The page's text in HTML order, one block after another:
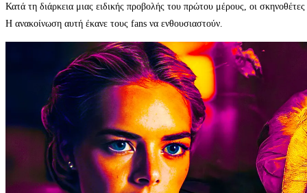
Κατά τη διάρκεια μιας ειδικής προβολής του πρώτου μέρους, οι σκηνοθέτες
Η ανακοίνωση αυτή έκανε τους fans να ενθουσιαστούν.